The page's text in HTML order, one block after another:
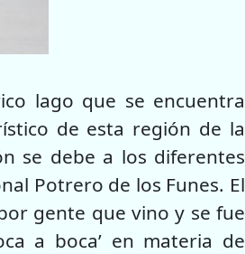
lago que se encuentra
de esta región de la
se debe a los diferentes
Potrero de los Funes. El
gente que vino y se fue
a boca’ en materia de